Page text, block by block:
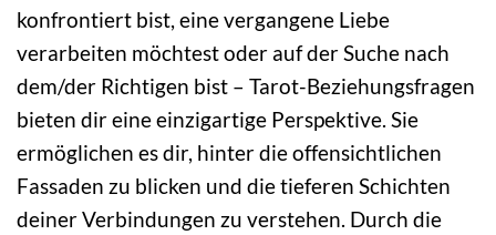
konfrontiert bist, eine vergangene Liebe
verarbeiten möchtest oder auf der Suche nach
dem/der Richtigen bist – Tarot-Beziehungsfragen
bieten dir eine einzigartige Perspektive. Sie
ermöglichen es dir, hinter die offensichtlichen
Fassaden zu blicken und die tieferen Schichten
deiner Verbindungen zu verstehen. Durch die